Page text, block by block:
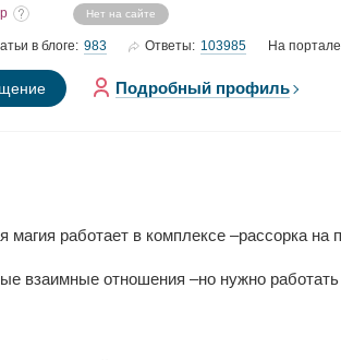
Нет на сайте
в блоге: 983 Ответы: 103985 На
Подробный профиль
магия работает в комплексе –рассорка
взаимные отношения –но нужно работать